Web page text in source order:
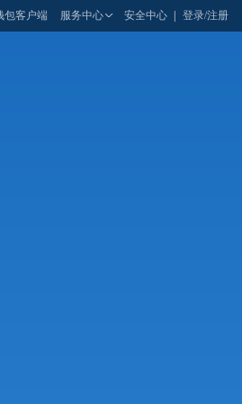
包客户端 服务中心 安全中心 登录/注册